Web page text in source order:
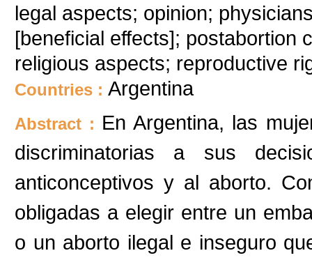
legal aspects; opinion;
[beneficial effects]; postabortion
religious aspects; reproductive
Countries : Argentina
Abstract : En Argentina, las
discriminatorias a sus
anticonceptivos y al aborto.
obligadas a elegir entre un
o un aborto ilegal e inseguro